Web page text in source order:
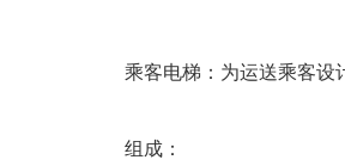
乘客电梯：为运送乘客设
组成：